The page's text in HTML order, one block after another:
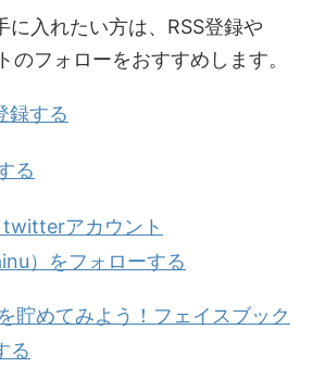
に入れたい方は、RSS登録や
フォローをおすすめします。
録する
る
アカウント
）をフォローする
貯めてみよう！フェイスブック
る